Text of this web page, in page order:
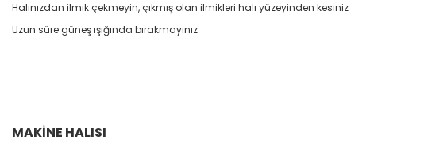
Halınızdan ilmik çekmeyin, çıkmış olan ilmikleri halı yüzeyinden kesiniz
Uzun süre güneş ışığında bırakmayınız
MAKİNE HALISI